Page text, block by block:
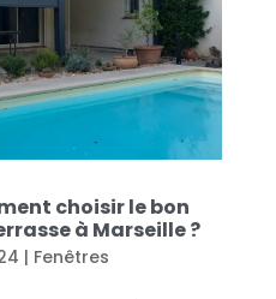
choisir le bon
à Marseille ?
| Fenêtres